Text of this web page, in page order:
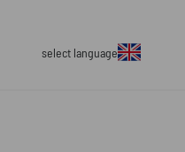
select language